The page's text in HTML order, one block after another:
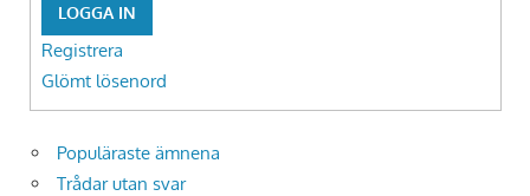
LOGGA IN
Registrera
Glömt lösenord
Populäraste ämnena
Trådar utan svar